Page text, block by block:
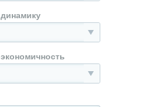
динамику
экономичность